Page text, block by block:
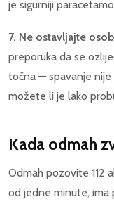
je sigurniji
7. Ne ostavljajte
preporuka da se
točna — spavanje nije
možete li je lako
Kada odmah
Odmah pozovite 112
od jedne minute, ima